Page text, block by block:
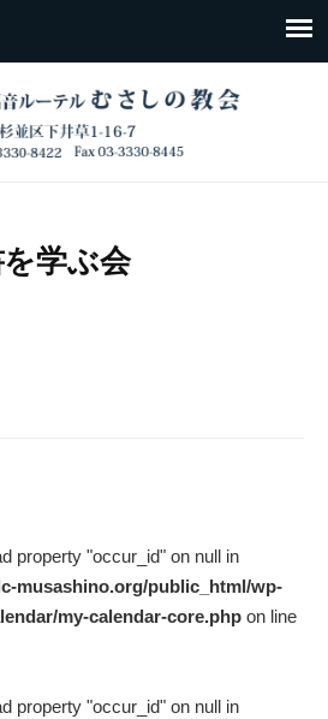
学ぶ会
property "occur_id" on null in
musashino.org/public_html/wp-
my-calendar-core.php on line
property "occur_id" on null in